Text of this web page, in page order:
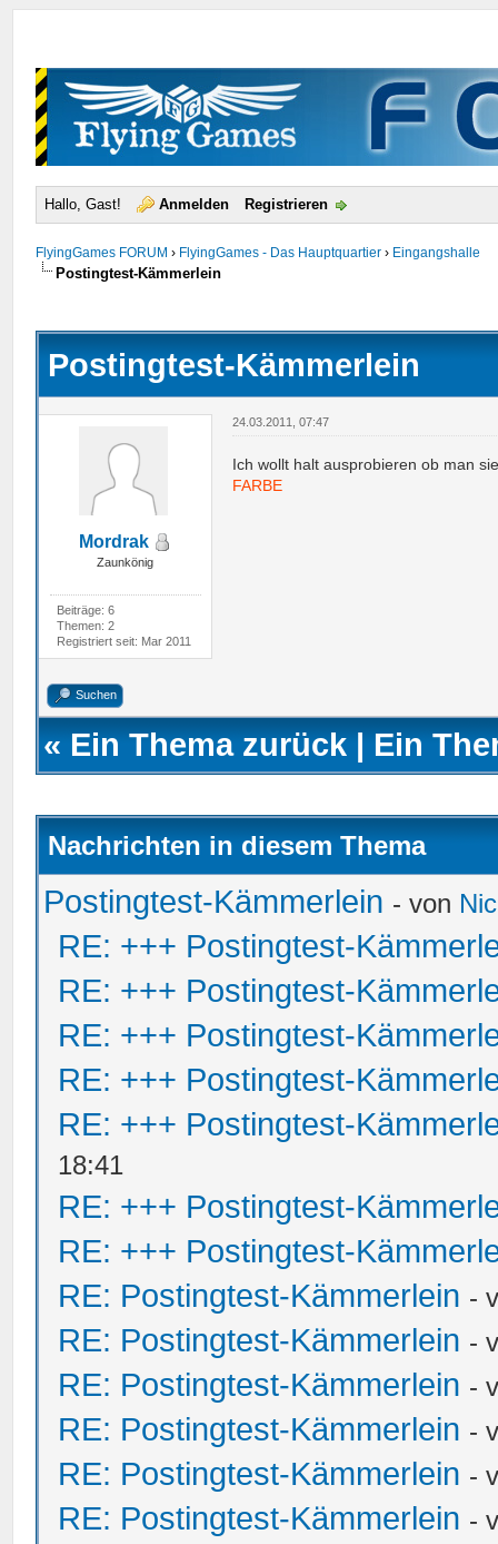
Hallo, Gast! Anmelden Registrieren
FlyingGames FORUM › FlyingGames - Das Hauptquartier › Eingangshalle
Postingtest-Kämmerlein
Postingtest-Kämmerlein
Mordrak
Zaunkönig
Beiträge: 6
Themen: 2
Registriert seit: Mar 2011
24.03.2011, 07:47
Ich wollt halt ausprobieren ob man
FARBE
Suchen
« Ein Thema zurück | Ein
Nachrichten in diesem Thema
Postingtest-Kämmerlein - von
RE: +++ Postingtest-
RE: +++ Postingtest-
RE: +++ Postingtest-
RE: +++ Postingtest-
RE: +++ Postingtest-
18:41
RE: +++ Postingtest-
RE: +++ Postingtest-
RE: Postingtest-Kämmerlein -
RE: Postingtest-Kämmerlein -
RE: Postingtest-Kämmerlein -
RE: Postingtest-Kämmerlein -
RE: Postingtest-Kämmerlein -
RE: Postingtest-Kämmerlein -